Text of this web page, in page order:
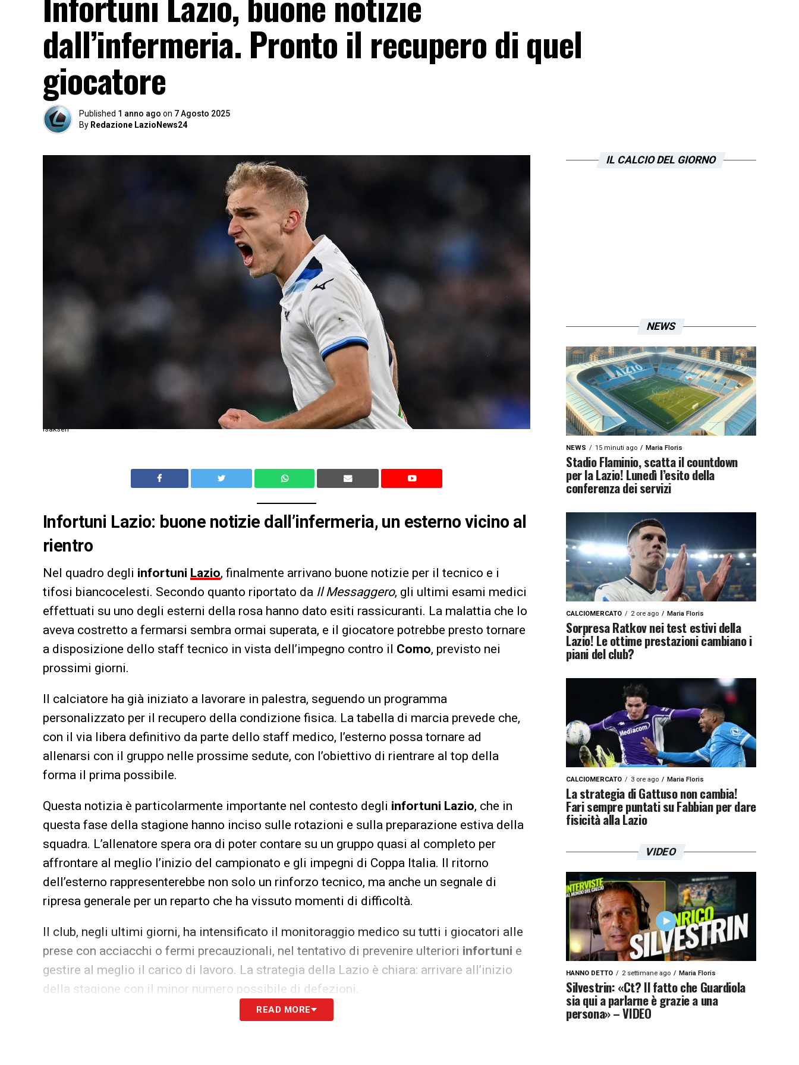
dall’infermeria. Pronto il recupero di quel
giocatore
Published 1 anno ago on 7 Agosto 2025
By Redazione LazioNews24
Isaksen
Infortuni Lazio: buone notizie dall’infermeria, un esterno vicino al
rientro
Nel quadro degli infortuni Lazio, finalmente arrivano buone notizie per il tecnico e i
tifosi biancocelesti. Secondo quanto riportato da Il Messaggero, gli ultimi esami medici
effettuati su uno degli esterni della rosa hanno dato esiti rassicuranti. La malattia che lo
aveva costretto a fermarsi sembra ormai superata, e il giocatore potrebbe presto tornare
a disposizione dello staff tecnico in vista dell’impegno contro il Como, previsto nei
prossimi giorni.
Il calciatore ha già iniziato a lavorare in palestra, seguendo un programma
personalizzato per il recupero della condizione fisica. La tabella di marcia prevede che,
con il via libera definitivo da parte dello staff medico, l’esterno possa tornare ad
allenarsi con il gruppo nelle prossime sedute, con l’obiettivo di rientrare al top della
forma il prima possibile.
Questa notizia è particolarmente importante nel contesto degli infortuni Lazio, che in
questa fase della stagione hanno inciso sulle rotazioni e sulla preparazione estiva della
squadra. L’allenatore spera ora di poter contare su un gruppo quasi al completo per
affrontare al meglio l’inizio del campionato e gli impegni di Coppa Italia. Il ritorno
dell’esterno rappresenterebbe non solo un rinforzo tecnico, ma anche un segnale di
ripresa generale per un reparto che ha vissuto momenti di difficoltà.
Il club, negli ultimi giorni, ha intensificato il monitoraggio medico su tutti i giocatori alle
prese con acciacchi o fermi precauzionali, nel tentativo di prevenire ulteriori infortuni e
gestire al meglio il carico di lavoro. La strategia della Lazio è chiara: arrivare all’inizio
della stagione con il minor numero possibile di defezioni.
Nel frattempo, lo staff medico continuerà a monitorare attentamente anche gli altri casi
READ MORE
IL CALCIO DEL GIORNO
NEWS
NEWS 15 minuti ago Maria Floris
Stadio Flaminio, scatta il countdown
per la Lazio! Lunedì l’esito della
conferenza dei servizi
CALCIOMERCATO 2 ore ago Maria Floris
Sorpresa Ratkov nei test estivi della
Lazio! Le ottime prestazioni cambiano i
piani del club?
CALCIOMERCATO 3 ore ago Maria Floris
La strategia di Gattuso non cambia!
Fari sempre puntati su Fabbian per dare
fisicità alla Lazio
VIDEO
HANNO DETTO 2 settimane ago Maria Floris
Silvestrin: «Ct? Il fatto che Guardiola
sia qui a parlarne è grazie a una
persona» – VIDEO